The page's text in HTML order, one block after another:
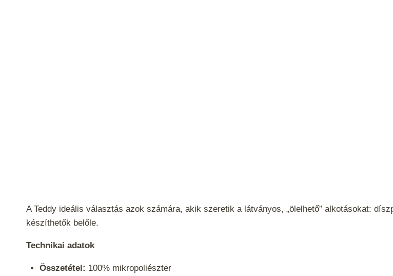
A Teddy ideális választás azok számára, akik szeretik a látványos, „ölelhető” alkotásokat:
készíthetők belőle.
Technikai adatok
Összetétel: 100% mikropoliészter